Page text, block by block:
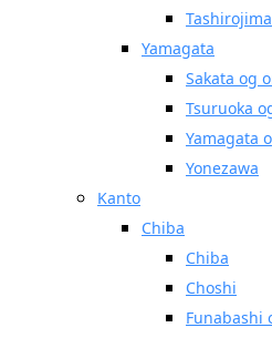
Tashirojima
Yamagata
Sakata og
Tsuruoka
Yamagata
Yonezawa
Kanto
Chiba
Chiba
Choshi
Funabashi